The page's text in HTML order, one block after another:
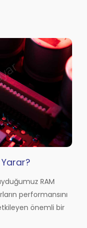
RAM
performansını
önemli bir